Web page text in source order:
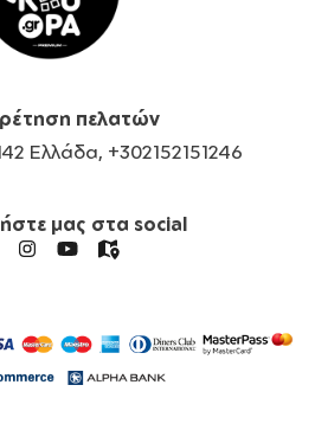
πελατών
Ελλάδα, +302152151246
μας στα social